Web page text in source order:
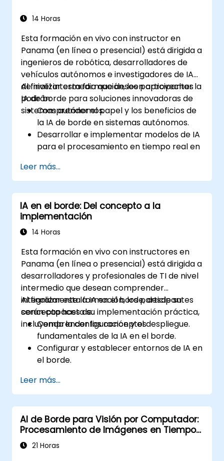
14 Horas
Esta formación en vivo con instructor en
Panama (en línea o presencial) está dirigida a
ingenieros de robótica, desarrolladores de
vehículos autónomos e investigadores de IA
de nivel intermedio que deseen aprovechar la
IA de borde para soluciones innovadoras de
sistemas autónomos.
Al finalizar esta formación, los participantes
podrán:
Comprender el papel y los beneficios de
la IA de borde en sistemas autónomos.
Desarrollar e implementar modelos de IA
para el procesamiento en tiempo real en
Implementar soluciones de IA de borde
en vehículos autónomos, drones y
robótica.
Diseñar y optimizar sistemas de control
utilizando IA de borde.
Abordar consideraciones éticas y
autónoma.
Leer más...
IA en el borde: Del concepto a la
implementación
14 Horas
Esta formación en vivo con instructores en
Panama (en línea o presencial) está dirigida a
desarrolladores y profesionales de TI de nivel
intermedio que desean comprender
integralmente la IA en el borde, desde su
concepto hasta su implementación práctica,
incluyendo la configuración y el despliegue.
Al finalizar esta formación, los participantes
serán capaces de:
Comprender los conceptos
fundamentales de la IA en el borde.
Configurar y establecer entornos de IA en
el borde.
de IA en el borde.
Desplegar y gestionar aplicaciones de IA
en el borde.
Integrar la IA en el borde con sistemas y
flujos de trabajo existentes.
Abordar las consideraciones éticas y las
Leer más...
AI de Borde para Visión por Computador:
Procesamiento de Imágenes en Tiempo
Real21 Horas